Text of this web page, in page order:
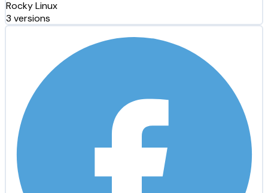
Rocky Linux
3 versions